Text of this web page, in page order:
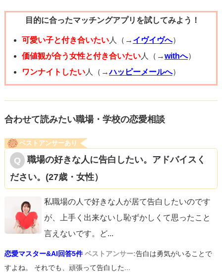
- 感情を書き出す（ノートに未練を書く、手紙を書くが送ら
ない）
- 信頼できる友達に話す、または相談する（吐き出すと楽に
なります）
これらは一夜にして効くものではありませんが、少しずつ
未練が消えるには時間が必要です。焦りや自己嫌悪が出て
きたら、まずは自分を大事にすることを優先してくださ
い。復縁を本気で考えるなら別の戦略（距離を置きつつ自
分を変える、タイミングを待つなど）が必要ですが、「忘
れたい」のであれば上の行動を続けることが最短です。つ
らい時期は必ず和らぎます。自分の生活の中に新しい色を
増やしていきましょう。
目的に合ったマッチングアプリを試してみよう！
可愛い子と付き合いたい人（→ イヴイヴへ）
価値観が合う女性と付き合いたい人（→withへ）
ワンナイトしたい人（→ハッピーメールへ）
合わせて読みたい職場・学校の恋愛相談
ベストアンサーあり
職場の好きな人に告白したい。アドバイスく
ださい。(27歳・女性）
私職場の人で好きな人が居て告白したいのです
が、上手く出来ないし恥ずかしくて思ったこと
言えないです。ど...
恋愛マスター&AI回答5件 ベストアンサー:告白は勇気がいることで
すよね。 それでも、頑張って告白した...